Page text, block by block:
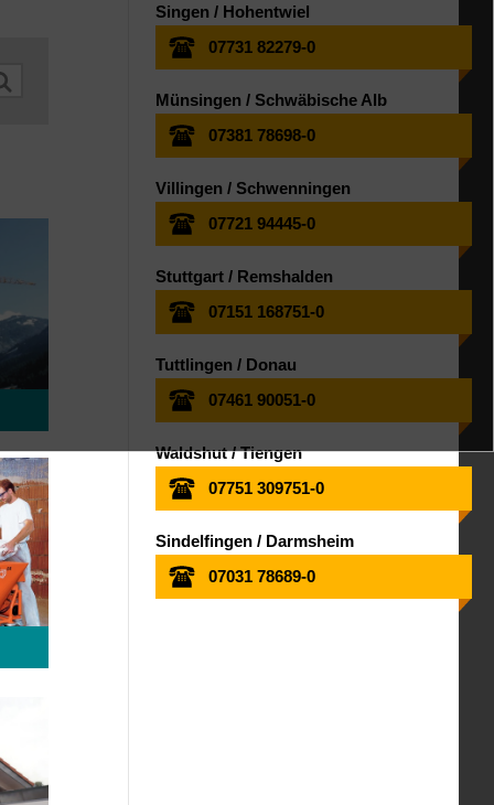
Singen / Hohentwiel
07731 82279-0
Münsingen / Schwäbische Alb
07381 78698-0
Villingen / Schwenningen
07721 94445-0
Stuttgart / Remshalden
07151 168751-0
Tuttlingen / Donau
07461 90051-0
Waldshut / Tiengen
07751 309751-0
Sindelfingen / Darmsheim
07031 78689-0